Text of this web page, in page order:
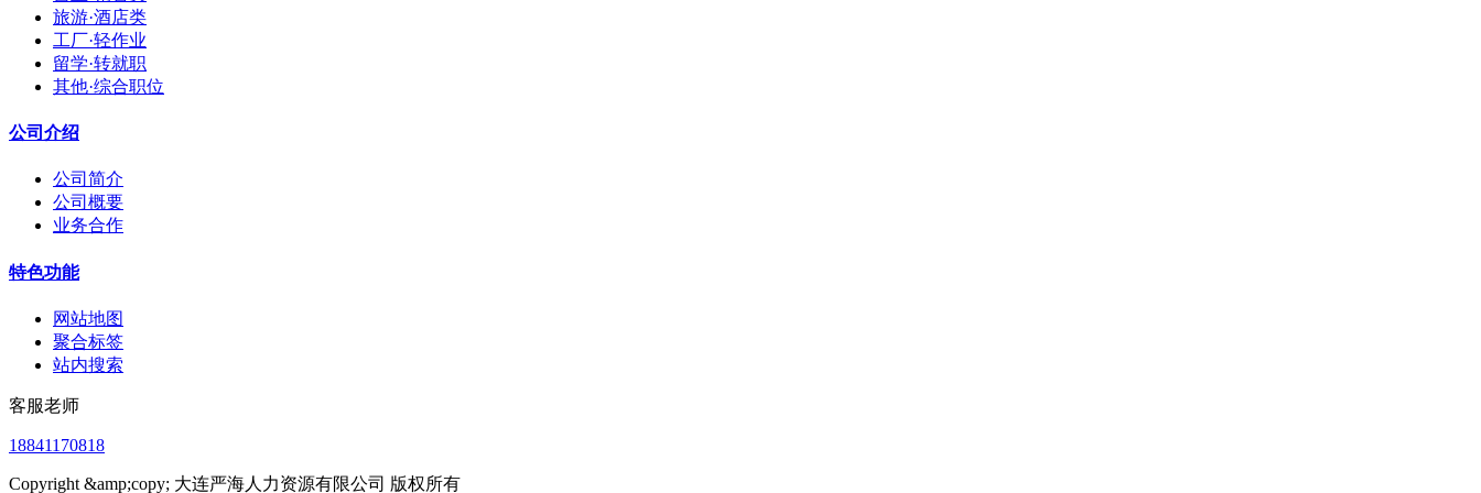
旅游·酒店类
工厂·轻作业
留学·转就职
其他·综合职位
公司介绍
公司简介
公司概要
业务合作
特色功能
网站地图
聚合标签
站内搜索
客服老师
18841170818
Copyright &amp;copy; 大连严海人力资源有限公司 版权所有